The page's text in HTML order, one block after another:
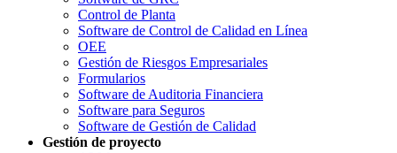
Control de Planta
Software de Control de Calidad en Línea
OEE
Gestión de Riesgos Empresariales
Formularios
Software de Auditoria Financiera
Software para Seguros
Software de Gestión de Calidad
Gestión de proyecto